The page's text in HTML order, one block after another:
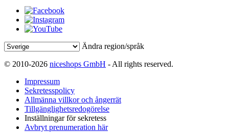
Ändra region/språk
© 2010-2026 niceshops GmbH - All rights reserved.
Impressum
Sekretesspolicy
Allmänna villkor och ångerrät
Tillgänglighetsredogörelse
Inställningar för sekretess
Avbryt prenumeration här